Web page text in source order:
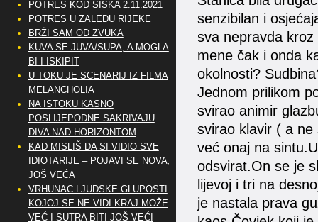
senzibilan i
sva nepravda
mene čak i onda
okolnosti?
Jednom prilikom
svirao animir
svirao klavir ( a
već onaj na
odsvirat.On se je
lijevoj i tri na
je nastala prava
POTRES KOD SISKA 2.11.2021
POTRES U ZALEĐU RIJEKE
BRŽI SAM OD ZVUKA
KUVA SE JUVA/SUPA, A MOGLA
BI I ISKIPIT
U TOKU JE SCENARIJ IZ FILMA
MELANCHOLIA
NA ISTOKU KASNO
POSLIJEPODNE SAKRIVAJU
DIVA NAD HORIZONTOM
KAD MISLIŠ DA SI VIDIO SVE
IDIOTARIJE – POJAVI SE NOVA,..
JOŠ VEĆA
VRHUNAC LJUDSKE GLUPOSTI
KOJOJ SE NE VIDI KRAJ MOŽE
VEĆ I SUTRA BITI JOŠ VEĆI